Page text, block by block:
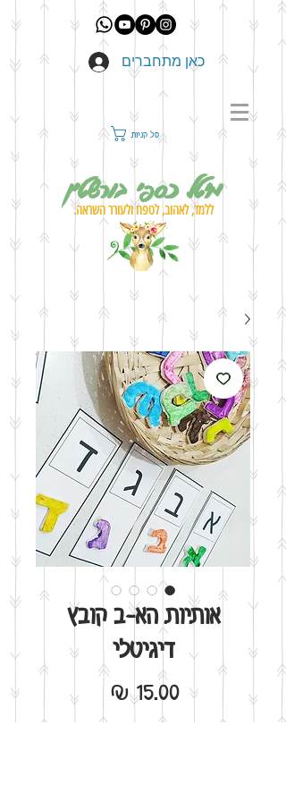
כאן מתחברים
סל קניות
מיטל כספי בורשטין
ללמד, לאהוב, לטפח ולעורר השראה.
אותיות הא-ב קובץ
דיגיטלי
מחיר